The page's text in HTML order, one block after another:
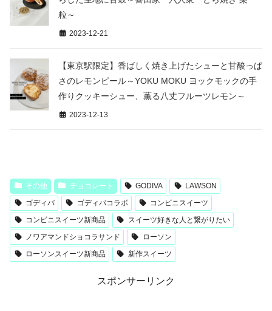
粒～
2023-12-21
【東京駅限定】香ばしく焼き上げたシューと甘酸っぱ
さのレモンピール～YOKU MOKU ヨックモックの手
作りクッキーシュー、薫る八丈フルーツレモン～
2023-12-13
その他 チョコレート GODIVA
LAWSON
ゴディバ
ゴディバコラボ
コンビニスイーツ
コンビニスイーツ新商品
スイーツ好きな人と繋がりたい
ノワアマンドショコラサンド
ローソン
ローソンスイーツ新商品
新作スイーツ
スポンサーリンク